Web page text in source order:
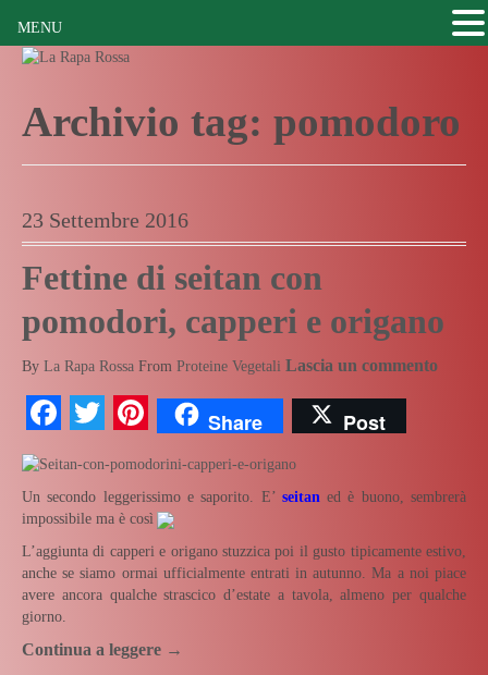
Archivio tag: pomodoro
23 Settembre 2016
Fettine di seitan con
pomodori, capperi e origano
By La Rapa Rossa From Proteine Vegetali Lascia un commento
Facebook
TwitterPinterest
Share Post
Un secondo leggerissimo e saporito. E’ seitan ed è buono, sembrerà
impossibile ma è così
L’aggiunta di capperi e origano stuzzica poi il gusto tipicamente estivo,
anche se siamo ormai ufficialmente entrati in autunno. Ma a noi piace
avere ancora qualche strascico d’estate a tavola, almeno per qualche
giorno.
Continua a leggere →
MENU